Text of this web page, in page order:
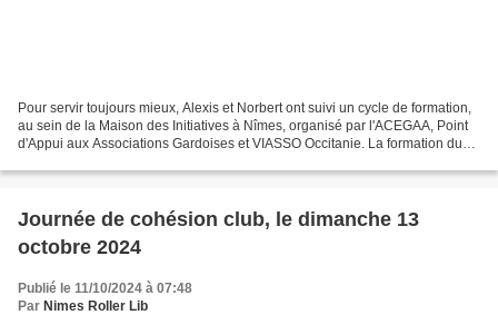
Pour servir toujours mieux, Alexis et Norbert ont suivi un cycle de formation,
au sein de la Maison des Initiatives à Nîmes, organisé par l'ACEGAA, Point
d'Appui aux Associations Gardoises et VIASSO Occitanie. La formation du
Journée de cohésion club, le dimanche 13
octobre 2024
Publié le 11/10/2024 à 07:48
Par Nimes Roller Lib